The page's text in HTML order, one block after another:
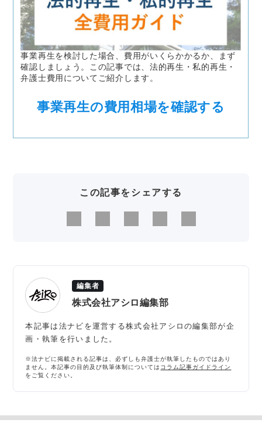
事業再生を検討した場合、費用がいくらかかるか、まず
確認しましょう。この記事では、法的再生・私的再生・
弁護士費用についてご紹介します。
事業再生の費用相場を確認する
この記事をシェアする
編集者
株式会社アシロ編集部
本記事は法ナビを運営する株式会社アシロの編集部が企
画・執筆を行いました。
※法ナビに掲載される記事は、必ずしも弁護士が執筆したものではあり
ません。本記事の目的及び執筆体制については コラム記事ガイドライン
をご覧ください。